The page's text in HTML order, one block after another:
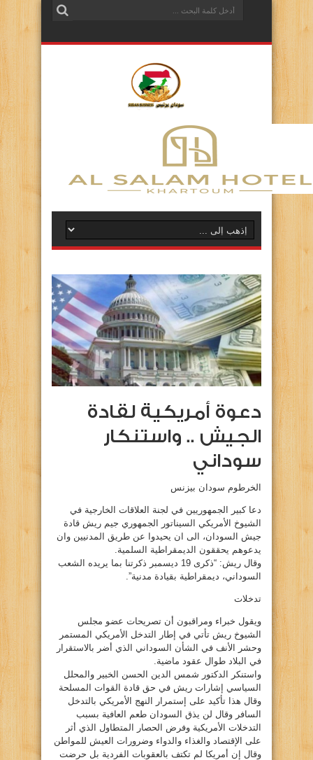
دعوة أمريكية لقادة
الجيش .. واستنكار
سوداني
الخرطوم سودان بيزنس
دعا كبير الجمهوريين في لجنة العلاقات الخارجية في
الشيوخ الأمريكي السيناتور الجمهوري جيم ريش قادة
جيش السودان، الى ان يحيدوا عن طريق المدنيين وان
يدعوهم يحققون الديمقراطية السلمية.
وقال ريش: “ذكرى 19 ديسمبر ذكرتنا بما يريده الشعب
السوداني، ديمقراطية بقيادة مدنية”.
تدخلات
ويقول خبراء ومراقبون أن تصريحات عضو مجلس
الشيوخ ريش تأتي في إطار التدخل الأمريكي المستمر
وحشر الأنف في الشأن السوداني الذي أضر بالاستقرار
في البلاد طوال عقود ماضية.
واستنكر الدكتور شمس الدين الحسن الخبير والمحلل
السياسي إشارات ريش في حق قادة القوات المسلحة
وقال هذا تأكيد على إستمرار النهج الأمريكي بالتدخل
السافر وقال لن يذق السودان طعم العافية بسبب
التدخلات الأمريكية وفرض الحصار المتطاول الذي أثر
على الإقتصاد والغذاء والدواء وضرورات العيش للمواطن
وقال إن أمريكا لم تكتف بالعقوبات الفردية بل حرضت